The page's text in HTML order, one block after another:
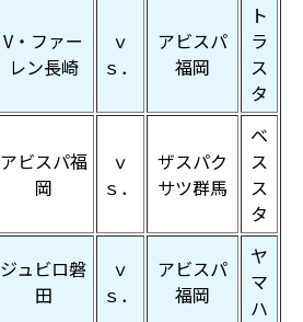
V・ファー
レン長崎
ｖ
ｓ．
アビスパ
福岡
ト
ラ
ス
タ
アビスパ福
岡
ｖ
ｓ．
ザスパク
サツ群馬
ベ
ス
ス
タ
ジュビロ磐
田
ｖ
ｓ．
アビスパ
福岡
ヤ
マ
ハ